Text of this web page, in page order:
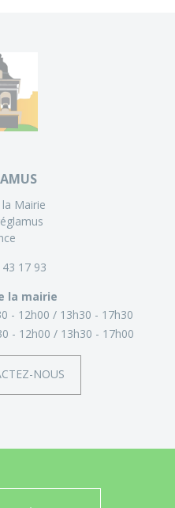
Mairie
17 93
la mairie
- 12h00
13h30 - 17h30
- 12h00 13h30 - 17h00
NOUS